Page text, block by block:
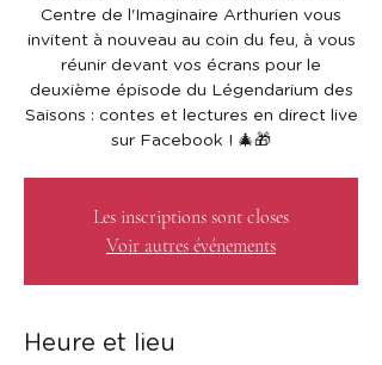
Centre de l'Imaginaire Arthurien vous
invitent à nouveau au coin du feu, à vous
réunir devant vos écrans pour le
deuxième épisode du Légendarium des
Saisons : contes et lectures en direct live
Les inscriptions sont closes
Voir autres événements
Heure et lieu